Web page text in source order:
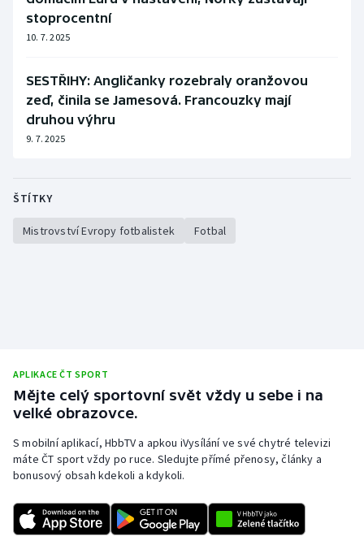
stoprocentní
10. 7. 2025
SESTŘIHY: Angličanky rozebraly oranžovou
zeď, činila se Jamesová. Francouzky mají
druhou výhru
9. 7. 2025
ŠTÍTKY
Mistrovství Evropy fotbalistek Fotbal
APLIKACE ČT SPORT
Mějte celý sportovní svět vždy u sebe i na
velké obrazovce.
S mobilní aplikací, HbbTV a apkou iVysílání ve své chytré televizi
máte ČT sport vždy po ruce. Sledujte přímé přenosy, články a
bonusový obsah kdekoli a kdykoli.